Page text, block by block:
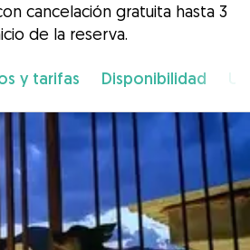
cancelación gratuita hasta 3
de la reserva.
y tarifas Disponibilidad